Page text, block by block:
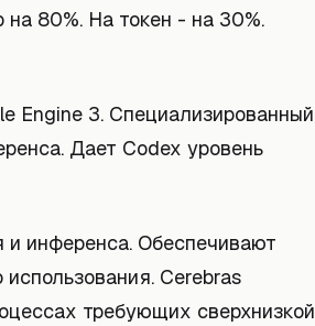
80%. На токен - на 30%.
Engine 3. Специализированный
Дает Codex уровень
и инференса. Обеспечивают
Cerebras
требующих сверхнизкой